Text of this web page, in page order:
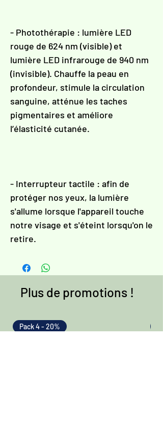
- Photothérapie : lumière LED
rouge de 624 nm (visible) et
lumière LED infrarouge de 940 nm
(invisible). Chauffe la peau en
profondeur, stimule la circulation
sanguine, atténue les taches
pigmentaires et améliore
l’élasticité cutanée.
- Interrupteur tactile : afin de
protéger nos yeux, la lumière
s'allume lorsque l'appareil touche
notre visage et s'éteint lorsqu'on le
retire.
Plus de promotions !
Pack 4 - 20%